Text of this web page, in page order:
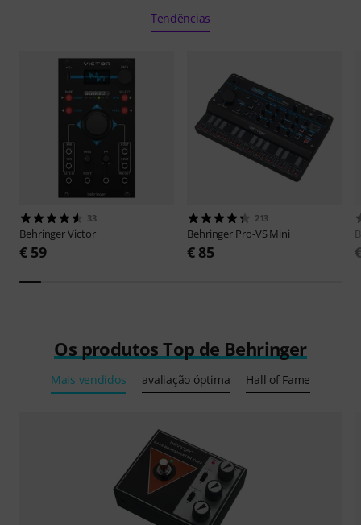
Tendências
33
BehringerVictor
€ 59
213
Behringer Pro-VS Mini
€ 85
Os produtos Top de Behringer
Mais vendidos avaliação óptima Hall of Fame